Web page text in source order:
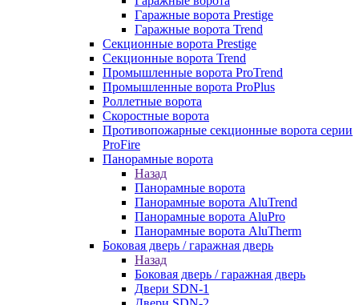
Гаражные ворота Prestige
Гаражные ворота Trend
Секционные ворота Prestige
Секционные ворота Trend
Промышленные ворота ProTrend
Промышленные ворота ProPlus
Роллетные ворота
Скоростные ворота
Противопожарные секционные ворота серии
ProFire
Панорамные ворота
Назад
Панорамные ворота
Панорамные ворота AluTrend
Панорамные ворота AluPro
Панорамные ворота AluTherm
Боковая дверь / гаражная дверь
Назад
Боковая дверь / гаражная дверь
Двери SDN-1